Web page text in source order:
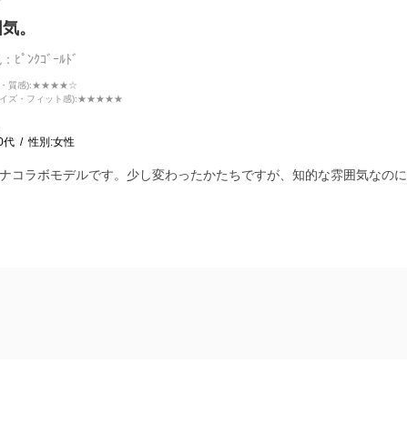
。
ﾋﾟﾝｸｺﾞｰﾙﾄﾞ
質感):★★★★☆
ズ・フィット感):★★★★★
代 性別:女性
コラボモデルです。少し変わったかたちですが、知的な雰囲気なの